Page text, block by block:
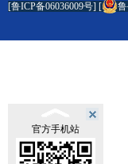
[鲁ICP备06036009号] [
官方手机站